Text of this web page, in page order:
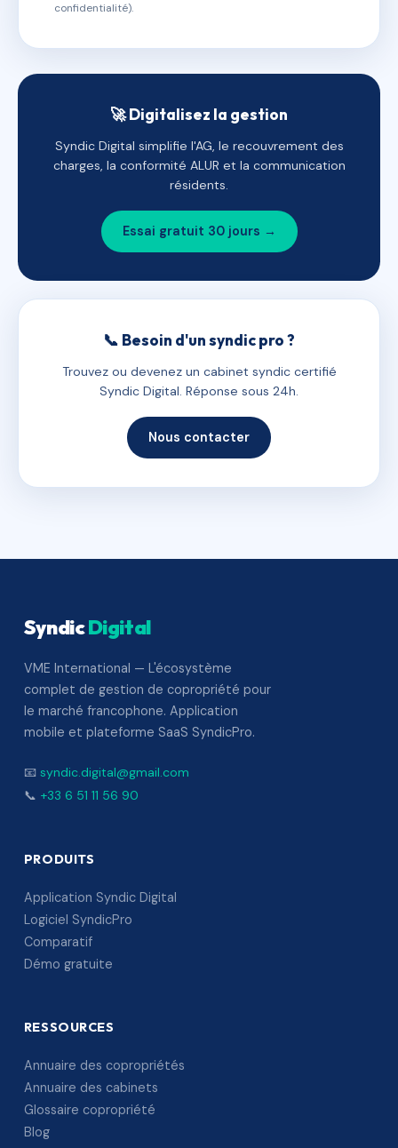
confidentialité).
🚀 Digitalisez la gestion
Syndic Digital simplifie l'AG, le recouvrement des
charges, la conformité ALUR et la communication
résidents.
Essai gratuit 30 jours →
📞 Besoin d'un syndic pro ?
Trouvez ou devenez un cabinet syndic certifié
Syndic Digital. Réponse sous 24h.
Nous contacter
SyndicDigital
VME International — L'écosystème
complet de gestion de copropriété pour
le marché francophone. Application
mobile et plateforme SaaS SyndicPro.
📧 syndic.digital@gmail.com
📞 +33 6 51 11 56 90
PRODUITS
Application Syndic Digital
Logiciel SyndicPro
Comparatif
Démo gratuite
RESSOURCES
Annuaire des copropriétés
Annuaire des cabinets
Glossaire copropriété
Blog